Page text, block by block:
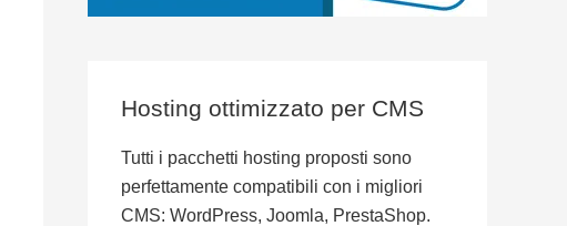
Hosting ottimizzato per CMS
Tutti i pacchetti hosting proposti sono
perfettamente compatibili con i migliori
CMS: WordPress, Joomla, PrestaShop.